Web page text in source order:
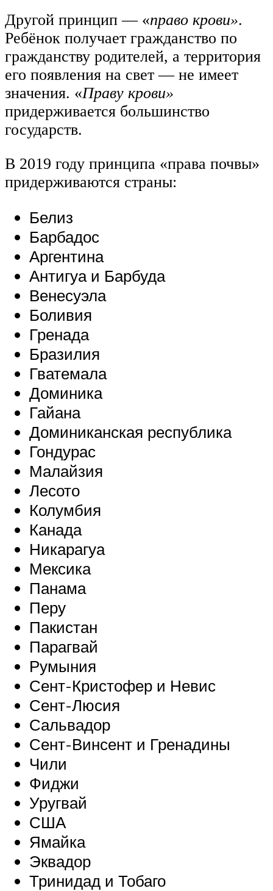
Другой принцип — «право крови».
Ребёнок получает гражданство по
гражданству родителей, а территория
его появления на свет — не имеет
значения. «Праву крови»
придерживается большинство
государств.
В 2019 году принципа «права почвы»
придерживаются страны:
Белиз
Барбадос
Аргентина
Антигуа и Барбуда
Венесуэла
Боливия
Гренада
Бразилия
Гватемала
Доминика
Гайана
Доминиканская республика
Гондурас
Малайзия
Лесото
Колумбия
Канада
Никарагуа
Мексика
Панама
Перу
Пакистан
Парагвай
Румыния
Сент-Кристофер и Невис
Сент-Люсия
Сальвадор
Сент-Винсент и Гренадины
Чили
Фиджи
Уругвай
США
Ямайка
Эквадор
Тринидад и Тобаго